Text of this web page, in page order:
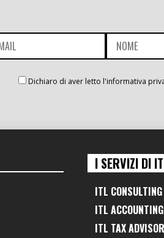
Dichiaro di aver letto l'informativa
I SERVIZI DI
ITL CONSULTING
ITL ACCOUNTING
ITL TAX ADVISOR